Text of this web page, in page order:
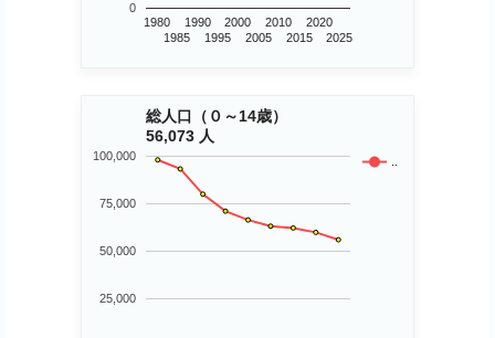
1980
1985
1990
1995
2000
2005
2010
2015
2020
2025
0
総人口（０～14歳）
56,073 人
..
25,000
50,000
75,000
100,000